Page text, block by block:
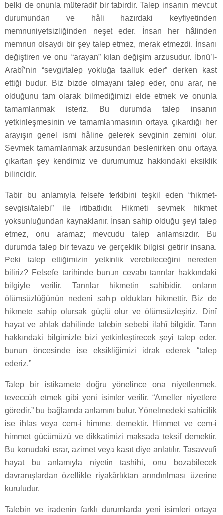
belki de onunla müteradif bir tabirdir. Talep insanın mevcut
durumundan ve hâli hazırdaki keyfiyetinden
memnuniyetsizliğinden neşet eder. İnsan her hâlinden
memnun olsaydı bir şey talep etmez, merak etmezdi. İnsanı
değiştiren ve onu “arayan” kılan değişim arzusudur. İbnü’l-
Arabî’nin “sevgi/talep yokluğa taalluk eder” derken kast
ettiği budur. Biz bizde olmayanı talep eder, onu arar, ne
olduğunu tam olarak bilmediğimizi elde etmek ve onunla
tamamlanmak isteriz. Bu durumda talep insanın
yetkinleşmesinin ve tamamlanmasının ortaya çıkardığı her
arayışın genel ismi hâline gelerek sevginin zemini olur.
Sevmek tamamlanmak arzusundan beslenirken onu ortaya
çıkartan şey kendimiz ve durumumuz hakkındaki eksiklik
bilincidir.
Tabir bu anlamıyla felsefe terkibini teşkil eden “hikmet-
sevgisi/talebi” ile irtibatlıdır. Hikmeti sevmek hikmet
yoksunluğundan kaynaklanır. İnsan sahip olduğu şeyi talep
etmez, onu aramaz; mevcudu talep anlamsızdır. Bu
durumda talep bir tevazu ve gerçeklik bilgisi getirir insana.
Peki talep ettiğimizin yetkinlik verebileceğini nereden
biliriz? Felsefe tarihinde bunun cevabı tanrılar hakkındaki
bilgiyle verilir. Tanrılar hikmetin sahibidir, onların
ölümsüzlüğünün nedeni sahip oldukları hikmettir. Biz de
hikmete sahip olursak güçlü olur ve ölümsüzleşiriz. Dinî
hayat ve ahlak dahilinde talebin sebebi ilahî bilgidir. Tanrı
hakkındaki bilgimizle bizi yetkinleştirecek şeyi talep eder,
bunun öncesinde ise eksikliğimizi idrak ederek “talep
ederiz.”
Talep bir istikamete doğru yönelince ona niyetlenmek,
teveccüh etmek gibi yeni isimler verilir. “Ameller niyetlere
göredir.” bu bağlamda anlamını bulur. Yönelmedeki sahicilik
ise ihlas veya cem-i himmet demektir. Himmet ve cem-i
himmet gücümüzü ve dikkatimizi maksada teksif demektir.
Bu konudaki ısrar, azimet veya kasıt diye anlatılır. Tasavvufi
hayat bu anlamıyla niyetin tashihi, onu bozabilecek
davranışlardan özellikle riyakârlıktan arındırılması üzerine
kuruludur.
Talebin ve iradenin farklı durumlarda yeni isimleri ortaya